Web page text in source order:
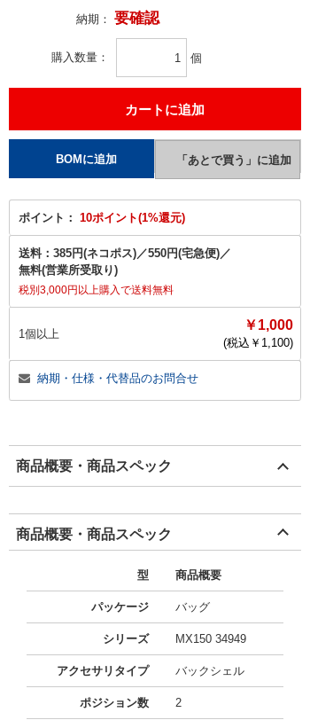
納期： 要確認
購入数量 個
ポイント： 10ポイント(1%還元)
送料： 385円(ネコポス)／550円(宅急便)／
無料(営業所受取り)
税別3,000円以上購入で送料無料
1個以上
￥1,000
(税込￥ 1,100)
納期・仕様・代替品のお問合せ
商品概要・商品スペック
商品概要・商品スペック
型 商品概要
パッケージ バッグ
シリーズ MX150 34949
アクセサリタイプ バックシェル
ポジション数 2